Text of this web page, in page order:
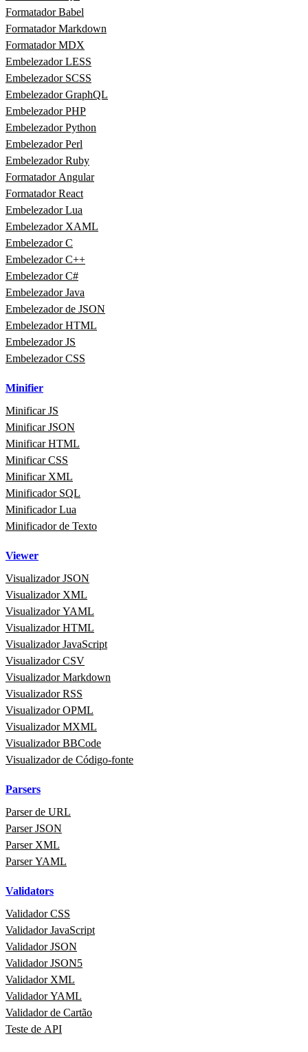
Formatador Babel
Formatador Markdown
Formatador MDX
Embelezador LESS
Embelezador SCSS
Embelezador GraphQL
Embelezador PHP
Embelezador Python
Embelezador Perl
Embelezador Ruby
Formatador Angular
Formatador React
Embelezador Lua
Embelezador XAML
Embelezador C
Embelezador C++
Embelezador C#
Embelezador Java
Embelezador de JSON
Embelezador HTML
Embelezador JS
Embelezador CSS
Minifier
Minificar JS
Minificar JSON
Minificar HTML
Minificar CSS
Minificar XML
Minificador SQL
Minificador Lua
Minificador de Texto
Viewer
Visualizador JSON
Visualizador XML
Visualizador YAML
Visualizador HTML
Visualizador JavaScript
Visualizador CSV
Visualizador Markdown
Visualizador RSS
Visualizador OPML
Visualizador MXML
Visualizador BBCode
Visualizador de Código‑fonte
Parsers
Parser de URL
Parser JSON
Parser XML
Parser YAML
Validators
Validador CSS
Validador JavaScript
Validador JSON
Validador JSON5
Validador XML
Validador YAML
Validador de Cartão
Teste de API